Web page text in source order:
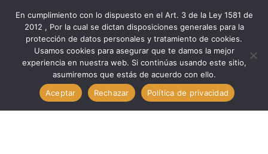
Componentes
Sujeción
Sujeción Com. Portafusible Aéreo Para Fusible Carro FUC.
TECHMAN FH-012
En cumplimiento con lo dispuesto en el Art. 3 de la Ley 1581 de
2012 , Por la cual se dictan disposiciones generales para la
protección de datos personales y tratamiento de cookies.
Usamos cookies para asegurar que te damos la mejor
experiencia en nuestra web. Si continúas usando este sitio,
asumiremos que estás de acuerdo con ello.
Aceptar
Rechazar Política de privacidad